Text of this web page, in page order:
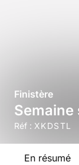
Finistère
Semaine
Réf : XKDSTL
En résumé